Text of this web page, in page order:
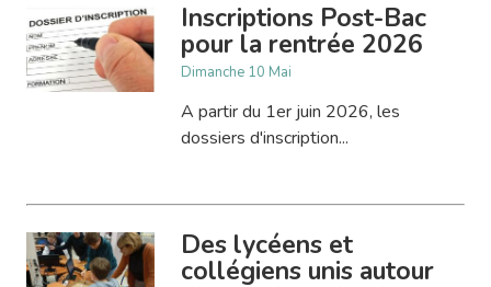
Inscriptions Post-Bac
pour la rentrée 2026
Dimanche 10 Mai
A partir du 1er juin 2026, les
dossiers d'inscription...
Des lycéens et
collégiens unis autour